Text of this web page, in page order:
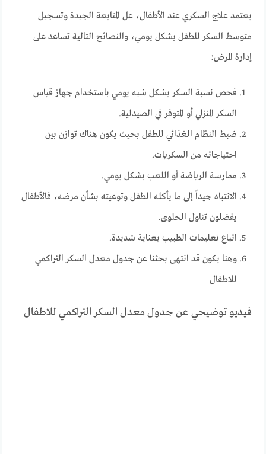
يعتمد علاج السكري عند الأطفال، عل المتابعة الجيدة وتسجيل
متوسط السكر للطفل بشكل يومي، والنصائح التالية تساعد على
إدارة المرض:
فحص نسبة السكر بشكل شبه يومي باستخدام جهاز قياس
السكر المنزلي أو المتوفر في الصيدلية.
ضبط النظام الغذائي للطفل بحيث يكون هناك توازن بين
احتياجاته من السكريات.
ممارسة الرياضة أو اللعب بشكل يومي.
الانتباه جيداً إلى ما يأكله الطفل وتوعيته بشأن مرضه، فالأطفال
يفضلون تناول الحلوى.
اتباع تعليمات الطبيب بعناية شديدة.
وهنا يكون قد انتهى بحثنا عن جدول معدل السكر التراكمي
للاطفال
فيديو توضيحي عن جدول معدل السكر التراكمي للاطفال